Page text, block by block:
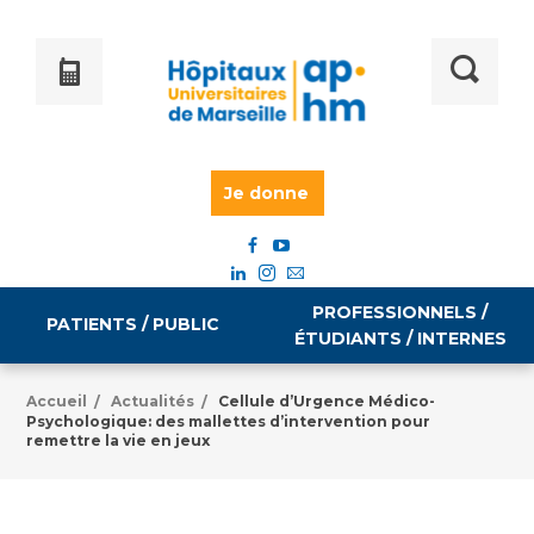
Je donne
PATIENTS / PUBLIC
Informations pratiques
PROFESSIONNELS /
ÉTUDIANTS / INTERNES
Égalité professionnelle
Accueil / Actualités /
Cellule d’Urgence Médico-
Psychologique: des mallettes d’intervention pour
remettre la vie en jeux